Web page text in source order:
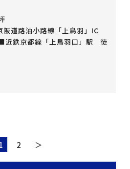
道路油小路線「上鳥羽」IC
近鉄京都線「上鳥羽口」駅 徒
1 2 ＞